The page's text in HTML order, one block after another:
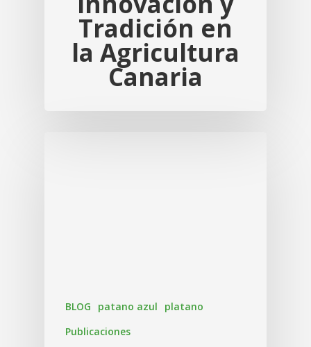
Tradición en
la Agricultura
Canaria
BLOG patano azul
platano
Publicaciones